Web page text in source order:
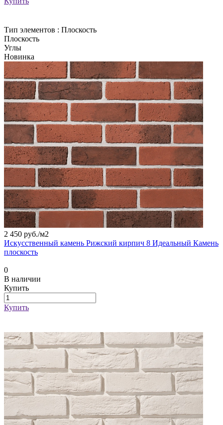
Тип элементов : Плоскость
Плоскость
Углы
Новинка
2 450 руб./м2
Искусственный камень Рижский кирпич 8 Идеальный Камень
плоскость
0
В наличии
Купить
Купить